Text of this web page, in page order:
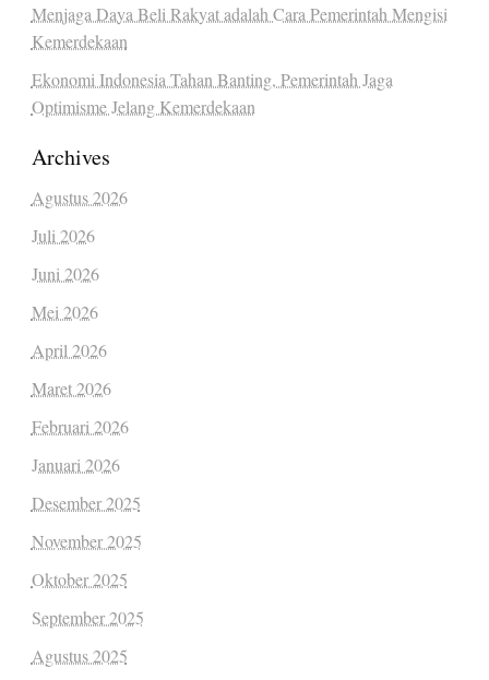
Menjaga Daya Beli Rakyat adalah Cara Pemerintah Mengisi
Kemerdekaan
Ekonomi Indonesia Tahan Banting, Pemerintah Jaga
Optimisme Jelang Kemerdekaan
Archives
Agustus 2026
Juli 2026
Juni 2026
Mei 2026
April 2026
Maret 2026
Februari 2026
Januari 2026
Desember 2025
November 2025
Oktober 2025
September 2025
Agustus 2025